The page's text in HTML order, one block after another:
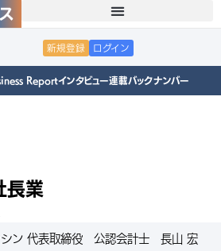
新規登録 ログイン
Reportインタビュー連載バックナンバー
長業
シン 代表取締役 公認会計士 長山 宏